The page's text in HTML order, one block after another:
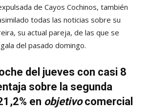
de Cayos Cochinos, también
todas las noticias sobre su
su actual pareja, de las que se
del pasado domingo.
del jueves con casi 8
sobre la segunda
en objetivocomercial